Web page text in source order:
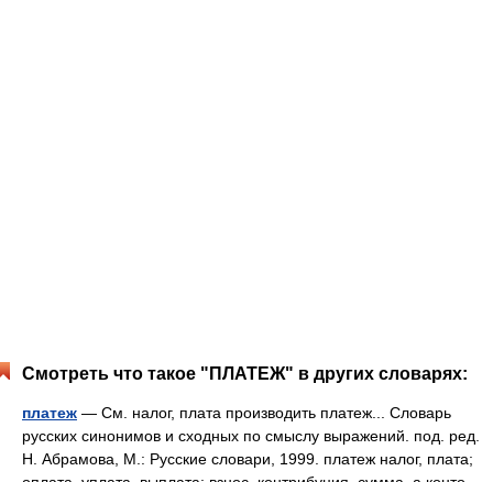
Смотреть что такое "ПЛАТЕЖ" в других словарях:
платеж — См. налог, плата производить платеж... Словарь
русских синонимов и сходных по смыслу выражений. под. ред.
Н. Абрамова, М.: Русские словари, 1999. платеж налог, плата;